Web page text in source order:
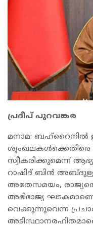
പ്രദീപ് പുറവങ്കര
മനാമ: ബഹ്‌റൈനിൽ
ശൃംഖലകൾക്കെതിരെ
സ്വീകരിക്കുമെന്ന്
റാഷിദ് ബിൻ
അതേസമയം,
അഭിഭാജ്യ
വെക്കുന്നുവെന്ന